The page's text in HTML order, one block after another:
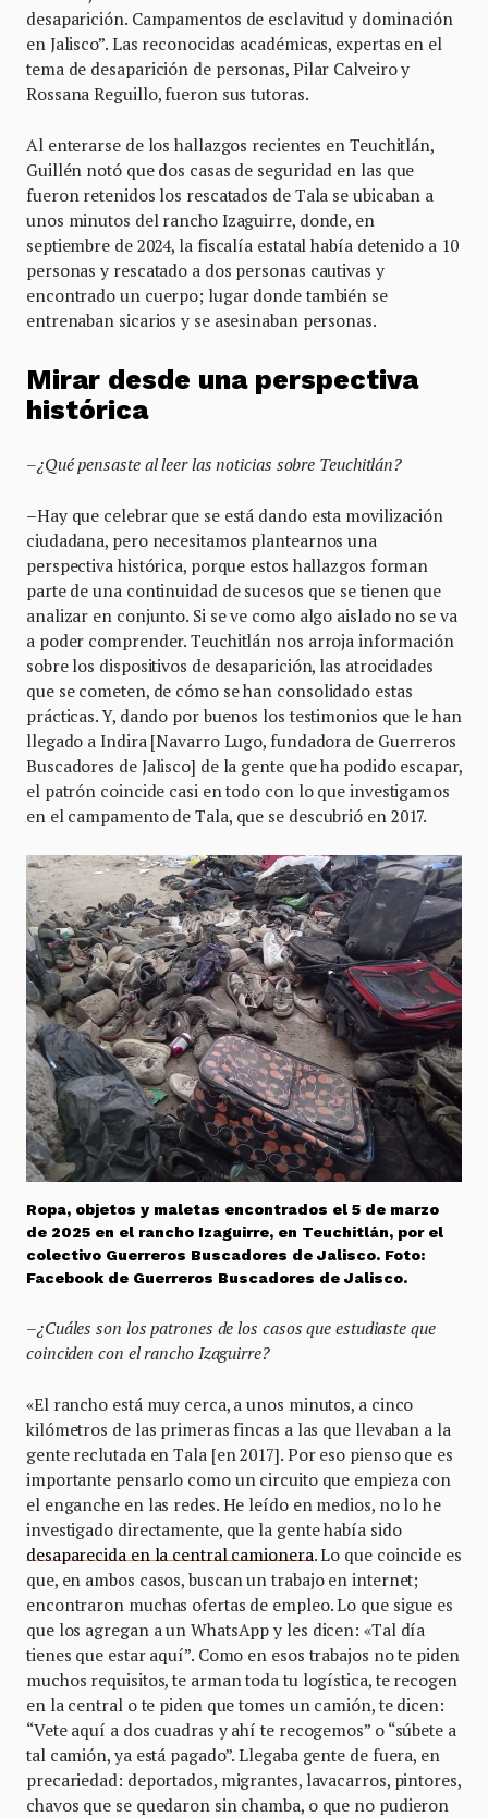
desaparición. Campamentos de esclavitud y dominación
en Jalisco”. Las reconocidas académicas, expertas en el
tema de desaparición de personas, Pilar Calveiro y
Rossana Reguillo, fueron sus tutoras.
Al enterarse de los hallazgos recientes en Teuchitlán,
Guillén notó que dos casas de seguridad en las que
fueron retenidos los rescatados de Tala se ubicaban a
unos minutos del rancho Izaguirre, donde, en
septiembre de 2024, la fiscalía estatal había detenido a 10
personas y rescatado a dos personas cautivas y
encontrado un cuerpo; lugar donde también se
entrenaban sicarios y se asesinaban personas.
Mirar desde una perspectiva
histórica
–¿Qué pensaste al leer las noticias sobre Teuchitlán?
–Hay que celebrar que se está dando esta movilización
ciudadana, pero necesitamos plantearnos una
perspectiva histórica, porque estos hallazgos forman
parte de una continuidad de sucesos que se tienen que
analizar en conjunto. Si se ve como algo aislado no se va
a poder comprender. Teuchitlán nos arroja información
sobre los dispositivos de desaparición, las atrocidades
que se cometen, de cómo se han consolidado estas
prácticas. Y, dando por buenos los testimonios que le han
llegado a Indira [Navarro Lugo, fundadora de Guerreros
Buscadores de Jalisco] de la gente que ha podido escapar,
el patrón coincide casi en todo con lo que investigamos
en el campamento de Tala, que se descubrió en 2017.
Ropa, objetos y maletas encontrados el 5 de marzo
de 2025 en el rancho Izaguirre, en Teuchitlán, por el
colectivo Guerreros Buscadores de Jalisco. Foto:
Facebook de Guerreros Buscadores de Jalisco.
–¿Cuáles son los patrones de los casos que estudiaste que
coinciden con el rancho Izaguirre?
«El rancho está muy cerca, a unos minutos, a cinco
kilómetros de las primeras fincas a las que llevaban a la
gente reclutada en Tala [en 2017]. Por eso pienso que es
importante pensarlo como un circuito que empieza con
el enganche en las redes. He leído en medios, no lo he
investigado directamente, que la gente había sido
desaparecida en la central camionera. Lo que coincide es
que, en ambos casos, buscan un trabajo en internet;
encontraron muchas ofertas de empleo. Lo que sigue es
que los agregan a un WhatsApp y les dicen: «Tal día
tienes que estar aquí”. Como en esos trabajos no te piden
muchos requisitos, te arman toda tu logística, te recogen
en la central o te piden que tomes un camión, te dicen:
“Vete aquí a dos cuadras y ahí te recogemos” o “súbete a
tal camión, ya está pagado”. Llegaba gente de fuera, en
precariedad: deportados, migrantes, lavacarros, pintores,
chavos que se quedaron sin chamba, o que no pudieron